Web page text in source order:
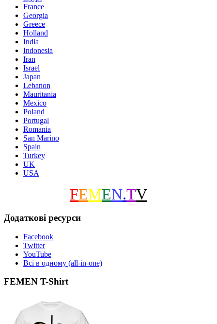
France
Georgia
Greece
Holland
India
Indonesia
Iran
Israel
Japan
Lebanon
Mauritania
Mexico
Poland
Portugal
Romania
San Marino
Spain
Turkey
UK
USA
FEMEN.TV
Додаткові ресурси
Facebook
Twitter
YouTube
Всі в одному (all-in-one)
FEMEN T-Shirt